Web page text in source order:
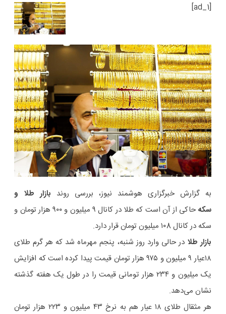
[ad_1]
به گزارش خبرگزاری هوشمند نیوز، بررسی روند بازار طلا و
سکه
حاکی از آن است که طلا در کانال ۹ میلیون و ۹۰۰ هزار تومان و
سکه در کانال ۱۰8 میلیون تومان قرار دارد.
بازار طلا در حالی وارد روز شنبه، پنجم مهرماه شد که هر گرم طلای
۱۸عیار ۹ میلیون و ۹۷۵ هزار تومان قیمت پیدا کرده است که افزایش
یک میلیون و ۲۳۴ هزار تومانی قیمت را در طول یک هفته گذشته
نشان می‌دهد.
هر مثقال طلای ۱۸ عیار هم به نرخ ۴۳ میلیون و ۲۲۳ هزار تومان